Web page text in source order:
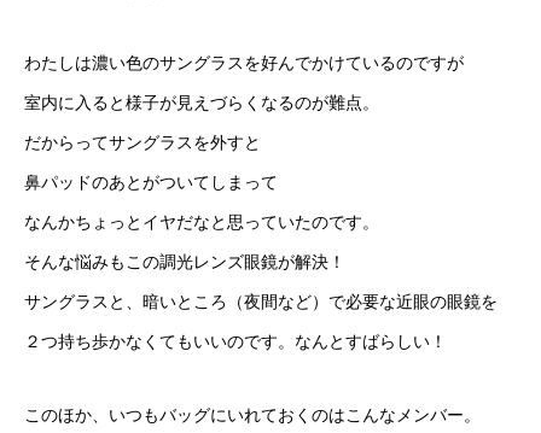
わたしは濃い色のサングラスを好んでかけているのですが
室内に入ると様子が見えづらくなるのが難点。
だからってサングラスを外すと
鼻パッドのあとがついてしまって
なんかちょっとイヤだなと思っていたのです。
そんな悩みもこの調光レンズ眼鏡が解決！
サングラスと、暗いところ（夜間など）で必要な近眼の眼鏡を
２つ持ち歩かなくてもいいのです。なんとすばらしい！
このほか、いつもバッグにいれておくのはこんなメンバー。